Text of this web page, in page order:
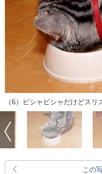
（6）ビシャビシャだけどスリ
この